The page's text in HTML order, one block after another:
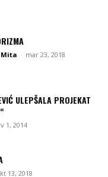
- mar 23, 2018
ULEPŠALA PROJEKAT
1, 2014
13, 2018